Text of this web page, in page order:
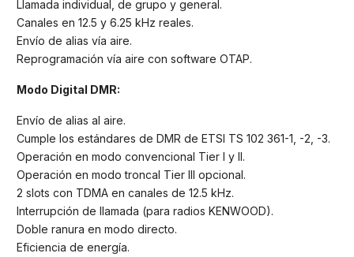
Llamada individual, de grupo y general.
Canales en 12.5 y 6.25 kHz reales.
Envío de alias vía aire.
Reprogramación vía aire con software OTAP.
Modo Digital DMR:
Envío de alias al aire.
Cumple los estándares de DMR de ETSI TS 102 361-1, -2, -3.
Operación en modo convencional Tier I y II.
Operación en modo troncal Tier III opcional.
2 slots con TDMA en canales de 12.5 kHz.
Interrupción de llamada (para radios KENWOOD).
Doble ranura en modo directo.
Eficiencia de energía.